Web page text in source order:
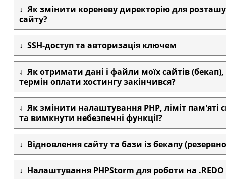
Як змінити кореневу директорію для
сайту?
SSH-доступ та авторизація ключем
Як отримати дані і файли моїх сайтів
термін оплати хостингу закінчився?
Як змінити налаштування PHP, ліміт пам'яті
та вимкнути небезпечні функції?
Відновлення сайту та бази із бекапу
Налаштування PHPStorm для роботи на .REDO